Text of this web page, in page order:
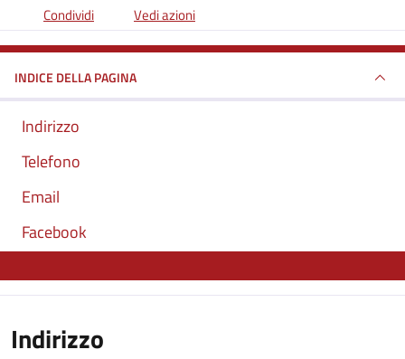
Condividi Vedi azioni
INDICE DELLA PAGINA
Indirizzo
Telefono
Email
Facebook
Indirizzo